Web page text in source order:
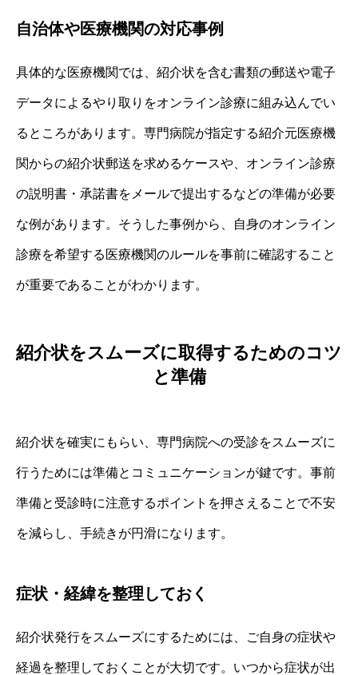
自治体や医療機関の対応事例
具体的な医療機関では、紹介状を含む書類の郵送や電子
データによるやり取りをオンライン診療に組み込んでい
るところがあります。専門病院が指定する紹介元医療機
関からの紹介状郵送を求めるケースや、オンライン診療
の説明書・承諾書をメールで提出するなどの準備が必要
な例があります。そうした事例から、自身のオンライン
診療を希望する医療機関のルールを事前に確認すること
が重要であることがわかります。
紹介状をスムーズに取得するためのコツ
と準備
紹介状を確実にもらい、専門病院への受診をスムーズに
行うためには準備とコミュニケーションが鍵です。事前
準備と受診時に注意するポイントを押さえることで不安
を減らし、手続きが円滑になります。
症状・経緯を整理しておく
紹介状発行をスムーズにするためには、ご自身の症状や
経過を整理しておくことが大切です。いつから症状が出